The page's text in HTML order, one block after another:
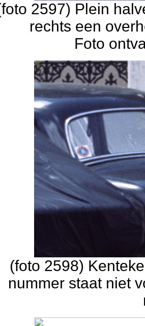
2597) Plein
rechts een
Foto
(foto 2598)
nummer staat niet